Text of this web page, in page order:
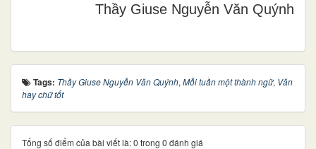
Thầy Giuse Nguyễn Văn Quýnh
Tags: Thầy Giuse Nguyễn Văn Quýnh, Mỗi tuần một thành ngữ, Văn
hay chữ tốt
Tổng số điểm của bài viết là: 0 trong 0 đánh giá